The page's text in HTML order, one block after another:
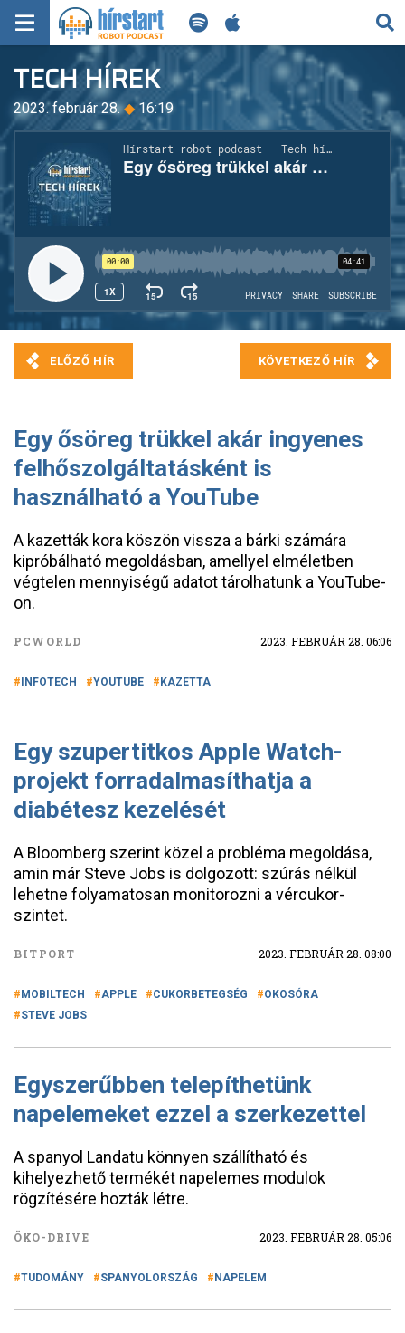
KERESÉS
KEZDŐLAP
FRISS HÍREK
TECH HÍREK
FILM-ZENE-SZÓRAKOZÁS
PLAYLIST
MI AZ A ROBOT PODCAST?
TECH HÍREK
2023. február 28.◆ 16:19
Egy ősöreg trükkel akár ingyenes
felhőszolgáltatásként is
használható a YouTube
A kazetták kora köszön vissza a bárki számára
kipróbálható megoldásban, amellyel elméletben
végtelen mennyiségű adatot tárolhatunk a YouTube-
on.
PCWORLD 2023. FEBRUÁR 28. 06:06
INFOTECH YOUTUBE KAZETTA
Egy szupertitkos Apple Watch-
projekt forradalmasíthatja a
diabétesz kezelését
A Bloomberg szerint közel a probléma megoldása,
amin már Steve Jobs is dolgozott: szúrás nélkül
lehetne folyamatosan monitorozni a vércukor-
szintet.
BITPORT 2023. FEBRUÁR 28. 08:00
MOBILTECH APPLE CUKORBETEGSÉG
OKOSÓRA
STEVE JOBS
Egyszerűbben telepíthetünk
napelemeket ezzel a szerkezettel
A spanyol Landatu könnyen szállítható és
kihelyezhető termékét napelemes modulok
rögzítésére hozták létre.
ÖKO-DRIVE 2023. FEBRUÁR 28. 05:06
TUDOMÁNY SPANYOLORSZÁG NAPELEM